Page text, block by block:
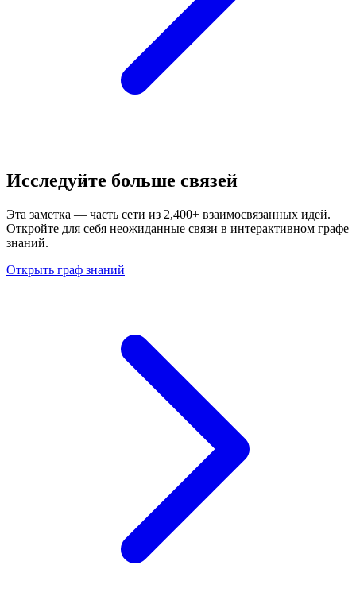
Исследуйте больше связей
Эта заметка — часть сети из 2,400+ взаимосвязанных идей.
Откройте для себя неожиданные связи в интерактивном графе
знаний.
Открыть граф знаний